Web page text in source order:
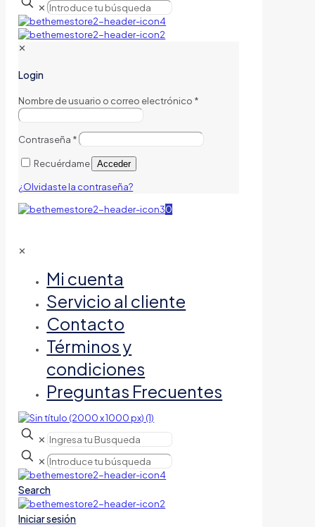
✕
✕
Login
Nombre de usuario o correo electrónico *
Contraseña *
Recuérdame Acceder
¿Olvidaste la contraseña?
0
✕
Mi cuenta
Servicio al cliente
Contacto
Términos y
condiciones
Preguntas Frecuentes
✕
✕
Search
Iniciar sesión